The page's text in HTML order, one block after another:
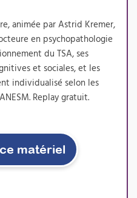
Cette formation vous
une
bilan sensoriel, très
et les institutions,
votre
2026
sur 5 semaines
animée par Astrid Kremer,
en psychopathologie
du TSA, ses
et sociales, et les
individualisé selon les
Replay gratuit.
matériel